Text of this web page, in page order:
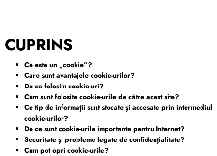
CUPRINS
Ce este un „cookie”?
Care sunt avantajele cookie-urilor?
De ce folosim cookie-uri?
Cum sunt folosite cookie-urile de către acest site?
Ce tip de informații sunt stocate și accesate prin intermediul
cookie-urilor?
De ce sunt cookie-urile importante pentru Internet?
Securitate și probleme legate de confidențialitate?
Cum pot opri cookie-urile?